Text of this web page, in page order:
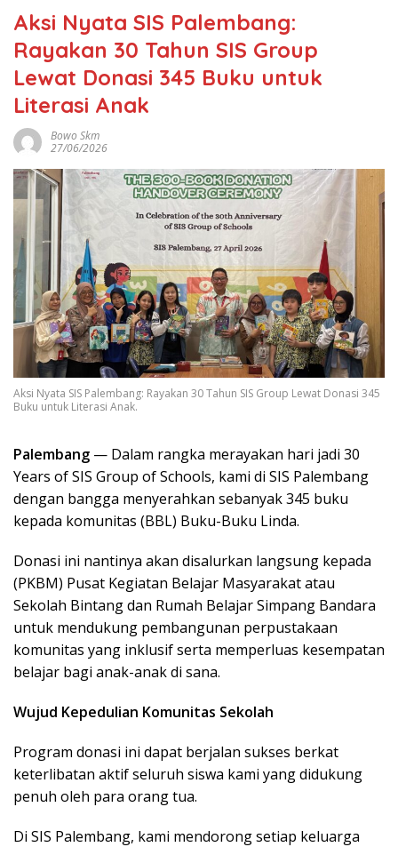
Aksi Nyata SIS Palembang:
Rayakan 30 Tahun SIS Group
Lewat Donasi 345 Buku untuk
Literasi Anak
Bowo Skm
27/06/2026
Aksi Nyata SIS Palembang: Rayakan 30 Tahun SIS Group Lewat Donasi 345
Buku untuk Literasi Anak.
Palembang — Dalam rangka merayakan hari jadi 30
Years of SIS Group of Schools, kami di SIS Palembang
dengan bangga menyerahkan sebanyak 345 buku
kepada komunitas (BBL) Buku-Buku Linda.
Donasi ini nantinya akan disalurkan langsung kepada
(PKBM) Pusat Kegiatan Belajar Masyarakat atau
Sekolah Bintang dan Rumah Belajar Simpang Bandara
untuk mendukung pembangunan perpustakaan
komunitas yang inklusif serta memperluas kesempatan
belajar bagi anak-anak di sana.
Wujud Kepedulian Komunitas Sekolah
Program donasi ini dapat berjalan sukses berkat
keterlibatan aktif seluruh siswa kami yang didukung
penuh oleh para orang tua.
Di SIS Palembang, kami mendorong setiap keluarga